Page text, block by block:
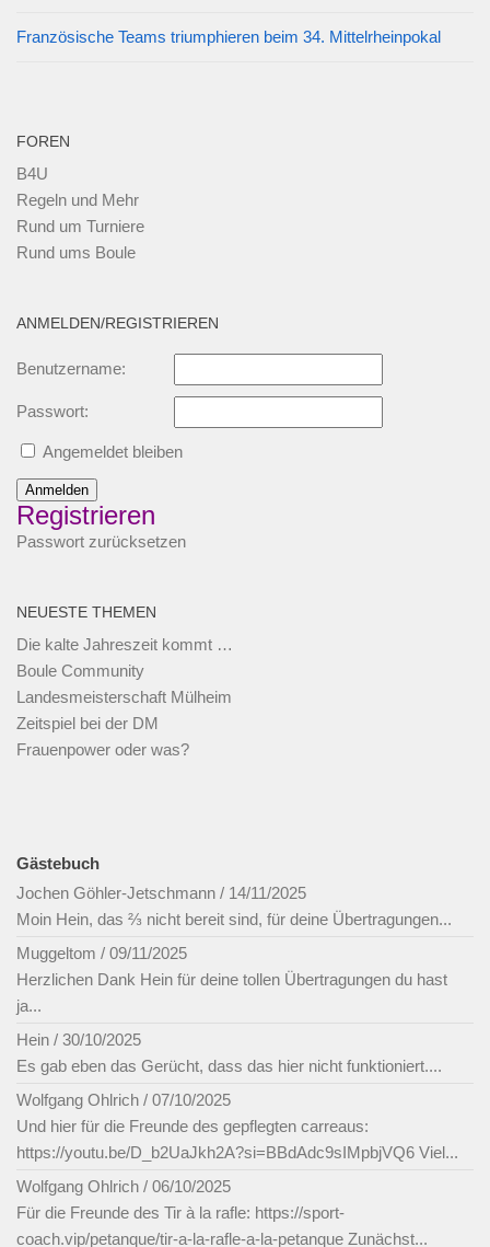
Französische Teams triumphieren beim 34. Mittelrheinpokal
FOREN
B4U
Regeln und Mehr
Rund um Turniere
Rund ums Boule
ANMELDEN/REGISTRIEREN
Benutzername:
Passwort:
Angemeldet bleiben
Anmelden
Registrieren
Passwort zurücksetzen
NEUESTE THEMEN
Die kalte Jahreszeit kommt …
Boule Community
Landesmeisterschaft Mülheim
Zeitspiel bei der DM
Frauenpower oder was?
Gästebuch
Jochen Göhler-Jetschmann / 14/11/2025
Moin Hein, das ⅔ nicht bereit sind, für deine Übertragungen...
Muggeltom / 09/11/2025
Herzlichen Dank Hein für deine tollen Übertragungen du hast
ja...
Hein / 30/10/2025
Es gab eben das Gerücht, dass das hier nicht funktioniert....
Wolfgang Ohlrich / 07/10/2025
Und hier für die Freunde des gepflegten carreaus:
https://youtu.be/D_b2UaJkh2A?si=BBdAdc9sIMpbjVQ6 Viel...
Wolfgang Ohlrich / 06/10/2025
Für die Freunde des Tir à la rafle: https://sport-
coach.vip/petanque/tir-a-la-rafle-a-la-petanque Zunächst...